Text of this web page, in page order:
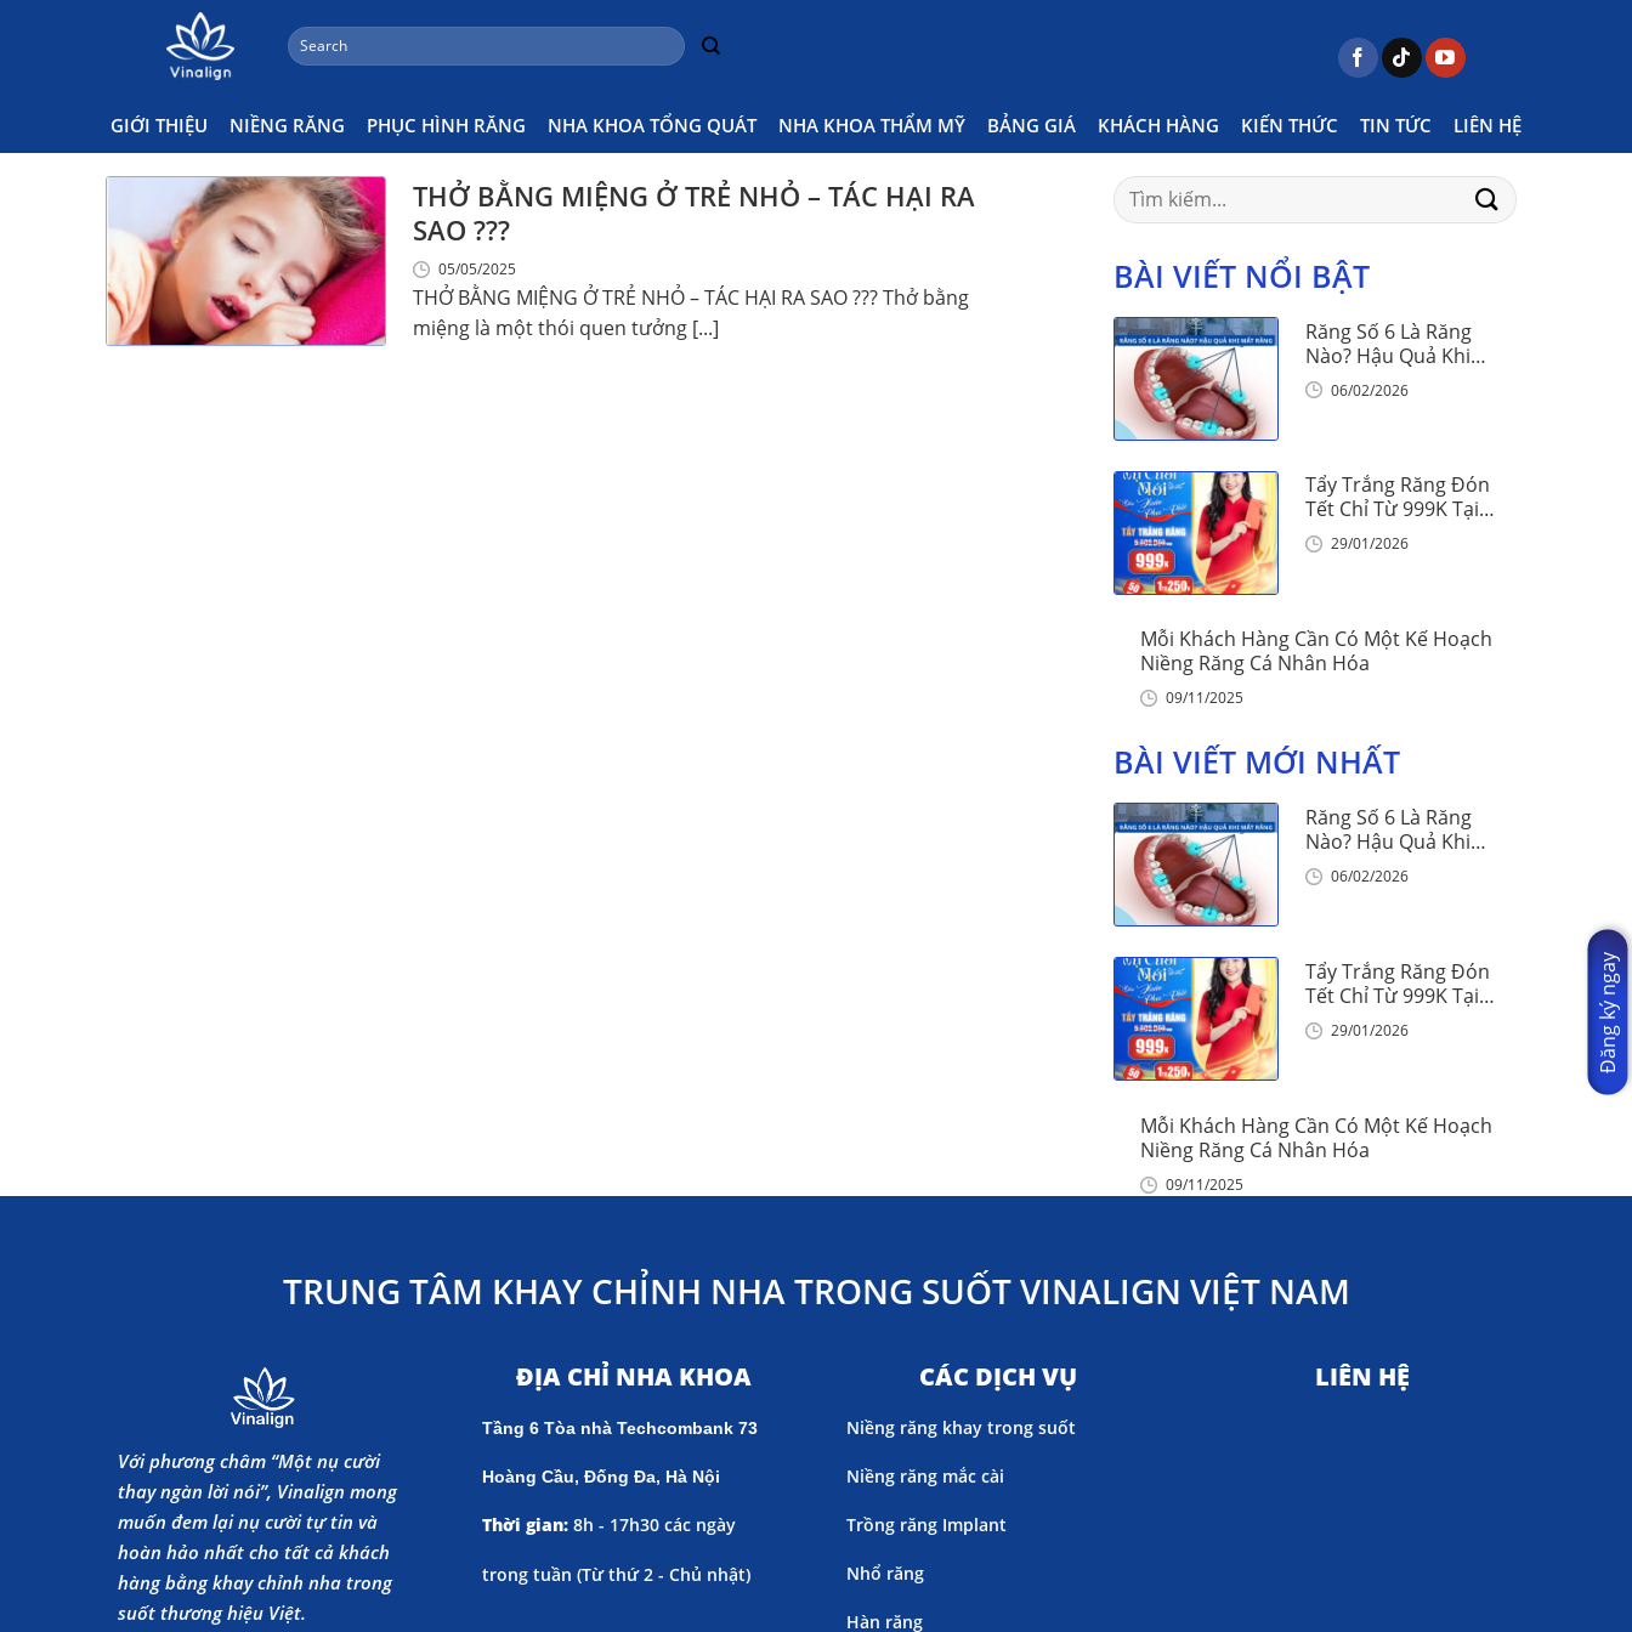
Search
for:
GIỚI THIỆU NIỀNG RĂNG PHỤC HÌNH RĂNG NHA KHOA TỔNG QUÁT NHA KHOA THẨM MỸ BẢNG GIÁ KHÁCH HÀNG KIẾN THỨC TIN TỨC LIÊN HỆ
Nghẹt Mũi Dõ Viêm Mũi Dị Ứng Posts tagged "Nghẹt mũi dõ viêm mũi dị ứng"
THỞ BẰNG MIỆNG Ở TRẺ NHỎ – TÁC HẠI RA
SAO ???
05/05/2025
THỞ BẰNG MIỆNG Ở TRẺ NHỎ – TÁC HẠI RA SAO ??? Thở bằng
miệng là một thói quen tưởng [...]
Search
for:
BÀI VIẾT NỔI BẬT
Răng Số 6 Là Răng
Nào? Hậu Quả Khi
Mất Răng Số 6
06/02/2026
Tẩy Trắng Răng Đón
Tết Chỉ Từ 999K Tại
Nha Khoa Vinalign
29/01/2026
Mỗi Khách Hàng Cần Có Một Kế Hoạch
Niềng Răng Cá Nhân Hóa
09/11/2025
BÀI VIẾT MỚI NHẤT
Răng Số 6 Là Răng
Nào? Hậu Quả Khi
Mất Răng Số 6
06/02/2026
Tẩy Trắng Răng Đón
Tết Chỉ Từ 999K Tại
Nha Khoa Vinalign
29/01/2026
Mỗi Khách Hàng Cần Có Một Kế Hoạch
Niềng Răng Cá Nhân Hóa
09/11/2025
TRUNG TÂM KHAY CHỈNH NHA TRONG SUỐT VINALIGN VIỆT NAM
Với phương châm “Một nụ cười
thay ngàn lời nói”, Vinalign mong
muốn đem lại nụ cười tự tin và
hoàn hảo nhất cho tất cả khách
hàng bằng khay chỉnh nha trong
suốt thương hiệu Việt.
ĐỊA CHỈ NHA KHOA
Tầng 6 Tòa nhà Techcombank 73
Hoàng Cầu, Đống Đa, Hà Nội
Thời gian: 8h - 17h30 các ngày
trong tuần (Từ thứ 2 - Chủ nhật)
CÁC DỊCH VỤ
Niềng răng khay trong suốt
Niềng răng mắc cài
Trồng răng Implant
Nhổ răng
Hàn răng
LIÊN HỆ
Đăng ký ngay